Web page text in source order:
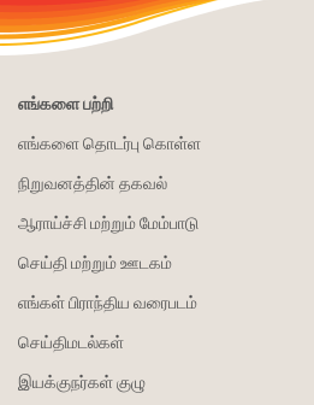
எங்களை பற்றி
எங்களை தொடர்பு கொள்ள
நிறுவனத்தின் தகவல்
ஆராய்ச்சி மற்றும் மேம்பாடு
செய்தி மற்றும் ஊடகம்
எங்கள் பிராந்திய வரைபடம்
செய்திமடல்கள்
இயக்குநர்கள் குழு